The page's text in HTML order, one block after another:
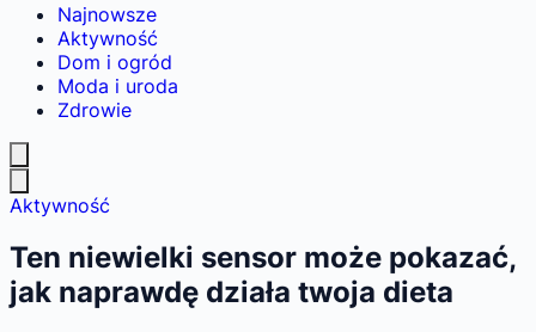
Najnowsze
Aktywność
Dom i ogród
Moda i uroda
Zdrowie
Aktywność
Ten niewielki sensor może pokazać,
jak naprawdę działa twoja dieta